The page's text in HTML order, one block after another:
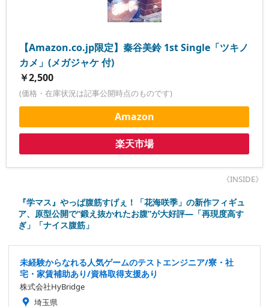
【Amazon.co.jp限定】秦谷美鈴 1st Single「ツキノ
カメ」(メガジャケ 付)
￥2,500
(価格・在庫状況は記事公開時点のものです)
Amazon
楽天市場
《INSIDE》
『学マス』やっぱ腹筋すげぇ！「花海咲季」の新作フィギュ
ア、原型公開で“鍛え抜かれたお腹”が大好評―「再現度高す
ぎ」「ナイス腹筋」
未経験からなれる人気ゲームのテストエンジニア/寮・社
宅・家賃補助あり/資格取得支援あり
株式会社HyBridge
埼玉県